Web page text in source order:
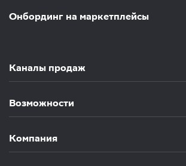
Онбординг на маркетплейсы
Каналы продаж
Возможности
Компания